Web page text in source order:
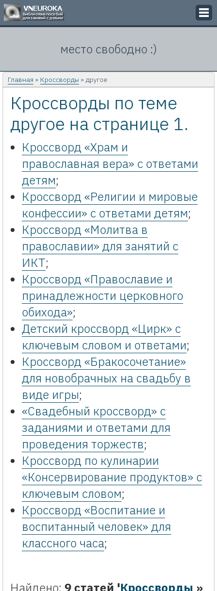
Кроссворды
Презентации
Задачи
Картинки
место свободно :)
Главная » Кроссворды » другое
Кроссворды по теме
другое на странице 1.
Кроссворд «Храм и
православная вера» с ответами
детям;
Кроссворд «Религии и мировые
конфессии» с ответами детям;
Кроссворд «Молитва в
православии» для занятий с
ИКТ;
Кроссворд «Православие и
принадлежности церковного
обихода»;
Детский кроссворд «Цирк» с
ключевым словом и ответами;
Кроссворд «Бракосочетание»
для новобрачных на свадьбу в
виде игры;
«Свадебный кроссворд» с
заданиями и ответами для
проведения торжеств;
Кроссворд по кулинарии
«Консервирование продуктов» с
ключевым словом;
Кроссворд «Воспитание и
воспитанный человек» для
классного часа;
Найдено: 9 статей 'Кроссворды »